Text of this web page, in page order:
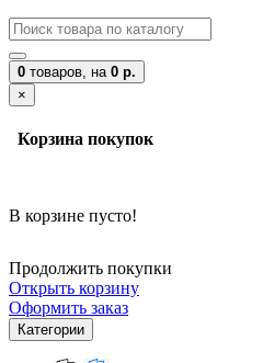
0 товаров, на 0 р.
×
Корзина покупок
В корзине пусто!
Продолжить покупки
Открыть корзину
Оформить заказ
Категории